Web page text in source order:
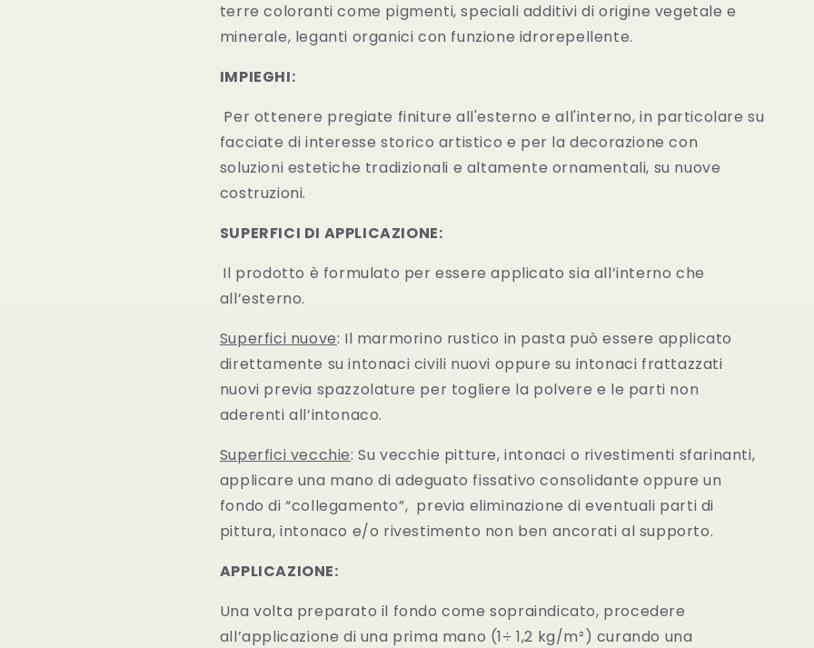
terre coloranti come pigmenti, speciali additivi di origine vegetale e
minerale, leganti organici con funzione idrorepellente.
IMPIEGHI:
Per ottenere pregiate finiture all'esterno e all'interno, in particolare su
facciate di interesse storico artistico e per la decorazione con
soluzioni estetiche tradizionali e altamente ornamentali, su nuove
costruzioni.
SUPERFICI DI APPLICAZIONE:
Il prodotto è formulato per essere applicato sia all’interno che
all’esterno.
Superfici nuove: Il marmorino rustico in pasta può essere applicato
direttamente su intonaci civili nuovi oppure su intonaci frattazzati
nuovi previa spazzolature per togliere la polvere e le parti non
aderenti all’intonaco.
Superfici vecchie: Su vecchie pitture, intonaci o rivestimenti sfarinanti,
applicare una mano di adeguato fissativo consolidante oppure un
fondo di “collegamento”, previa eliminazione di eventuali parti di
pittura, intonaco e/o rivestimento non ben ancorati al supporto.
APPLICAZIONE:
Una volta preparato il fondo come sopraindicato, procedere
all’applicazione di una prima mano (1÷ 1,2 kg/m²) curando una